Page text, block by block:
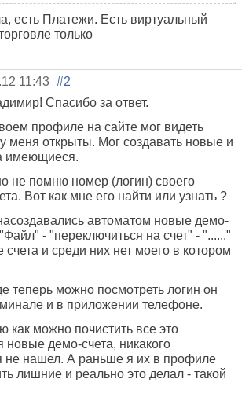
есть Платежи. Есть виртуальный
только
11:43 #2
Спасибо за ответ.
профиле на сайте мог видеть
меня открыты. Мог создавать новые и
имеющиеся.
не помню номер (логин) своего
Вот как мне его найти или узнать ?
автоматом новые демо-
- "переключиться на счет" - "......"
счета и среди них нет моего в котором
теперь можно посмотреть логин он
и в приложении телефоне.
как можно почистить все это
демо-счета, никакого
не нашел. А раньше я их в профиле
лишние и реально это делал - такой